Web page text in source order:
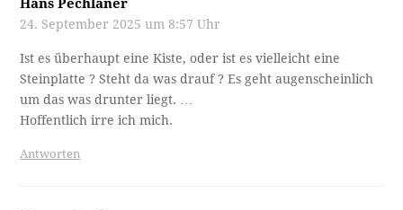
Hans Pechlaner
24. September 2025 um 8:57 Uhr
Ist es überhaupt eine Kiste, oder ist es vielleicht eine
Steinplatte ? Steht da was drauf ? Es geht augenscheinlich
um das was drunter liegt. …
Hoffentlich irre ich mich.
Antworten